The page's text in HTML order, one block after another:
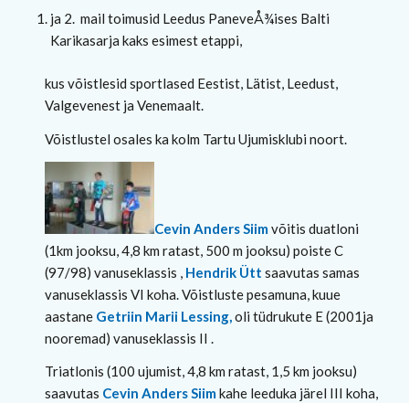
ja 2. mail toimusid Leedus PaneveÅ¾ises Balti
Karikasarja kaks esimest etappi,
kus võistlesid sportlased Eestist, Lätist, Leedust,
Valgevenest ja Venemaalt.
Võistlustel osales ka kolm Tartu Ujumisklubi noort.
Cevin Anders Siim võitis duatloni
(1km jooksu, 4,8 km ratast, 500 m jooksu) poiste C
(97/98) vanuseklassis , Hendrik Ütt saavutas samas
vanuseklassis VI koha. Võistluste pesamuna, kuue
aastane Getriin Marii Lessing,oli tüdrukute E (2001ja
nooremad) vanuseklassis II .
Triatlonis (100 ujumist, 4,8 km ratast, 1,5 km jooksu)
saavutas Cevin Anders Siim kahe leeduka järel III koha,